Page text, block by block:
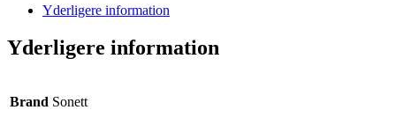
WhatsApp
Yderligere information
Yderligere information
Brand Sonett